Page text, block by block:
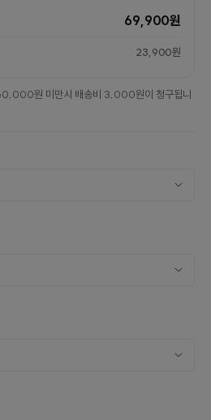
69,900원
23,900원
원 미만시 배송비 3,000원이 청구됩니